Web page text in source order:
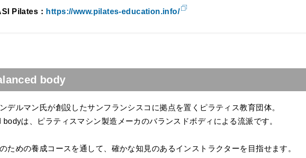
Pilates： https://www.pilates-education.info/
body
デルマン氏が創設したサンフランシスコに拠点を置くピラティス教育団体。
bodyは、ピラティスマシン製造メーカのバランスドボディによる流派です。
ための養成コースを通して、確かな知見のあるインストラクターを目指せます。